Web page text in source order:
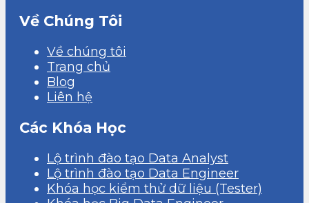
Về Chúng Tôi
Về chúng tôi
Trang chủ
Blog
Liên hệ
Các Khóa Học
Lộ trình đào tạo Data Analyst
Lộ trình đào tạo Data Engineer
Khóa học kiểm thử dữ liệu (Tester)